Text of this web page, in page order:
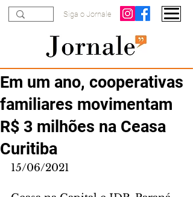
Siga o Jornale
Em um ano, cooperativas
familiares movimentam
R$ 3 milhões na Ceasa
Curitiba
15/06/2021